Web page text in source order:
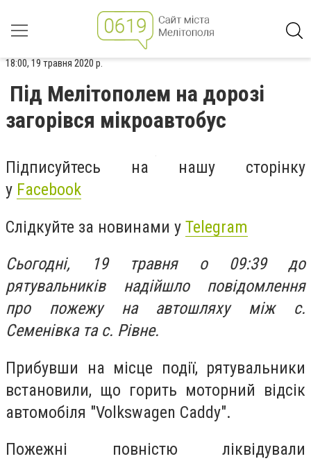
18:00, 19 травня 2020 р.
Під Мелітополем на дорозі
загорівся мікроавтобус
Підписуйтесь на нашу сторінку
у Facebook
Слідкуйте за новинами у Telegram
Сьогодні, 19 травня о 09:39 до
рятувальників надійшло повідомлення
про пожежу на автошляху між с.
Семенівка та с. Рівне.
Прибувши на місце події, рятувальники
встановили, що горить моторний відсік
автомобіля "Volkswagen Caddy".
Пожежні повністю ліквідували